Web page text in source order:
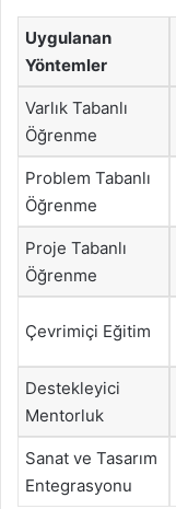
Uygulanan
Yöntemler
Varlık Tabanlı
Öğrenme
Problem Tabanlı
Öğrenme
Proje Tabanlı
Öğrenme
Çevrimiçi Eğitim
Destekleyici
Mentorluk
Sanat ve Tasarım
Entegrasyonu